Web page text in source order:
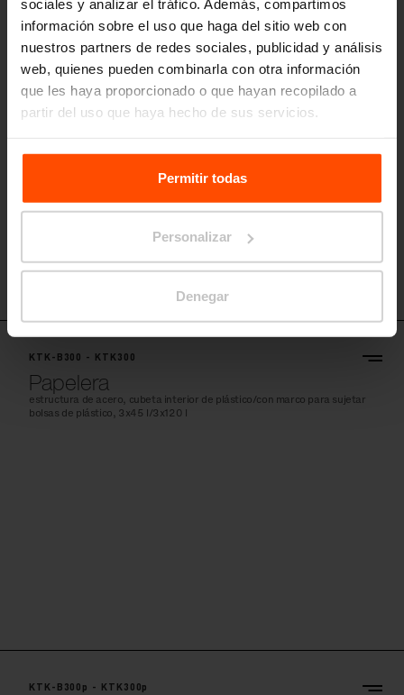
sociales y analizar el tráfico. Además, compartimos
información sobre el uso que haga del sitio web con
nuestros partners de redes sociales, publicidad y análisis
web, quienes pueden combinarla con otra información
que les haya proporcionado o que hayan recopilado a
partir del uso que haya hecho de sus servicios.
Para más información, visitePrinciples Relating to the
Processing Personal Data.Permitir todas
Personalizar
Denegar
KTK-B210p - KTK210p
Papelera con cenicero
estructura de acero, cubeta interior de plástico/con marco para sujetar
bolsas de plástico, cenicero con apagacigarillos de acero inoxidable,
2x45 l/2x120 l
KTK-B300 - KTK300
Papelera
estructura de acero, cubeta interior de plástico/con marco para sujetar
bolsas de plástico, 3x45 l/3x120 l
KTK-B300p - KTK300p